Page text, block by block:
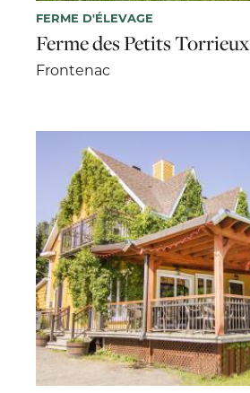
FERME D'ÉLEVAGE
Ferme des Petits Torrieux
Frontenac